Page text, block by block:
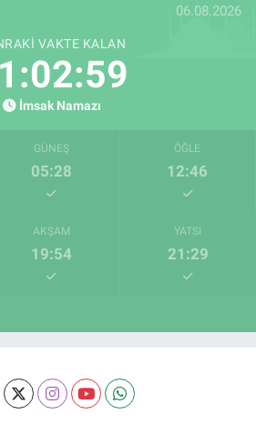
06.08.2026
VAKTE KALAN
İmsak Namazı
GÜNEŞ
05:28
ÖĞLE
12:46
AKŞAM
19:54
YATSI
21:29